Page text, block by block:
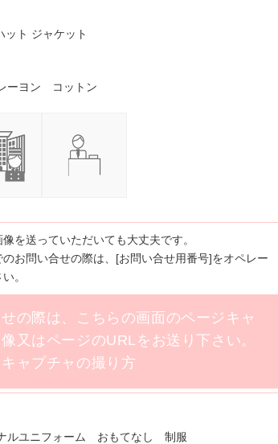
ット ジャケット
ーヨン コットン
を送っていただいても大丈夫です。
のお問い合せの際は、[お問い合せ用番号]をオペレー
。
の際は、こちらの画面のページキャ
又はページのURLをお送り下さい。
ャプチャの撮り方
ユニフォーム おもてなし 制服